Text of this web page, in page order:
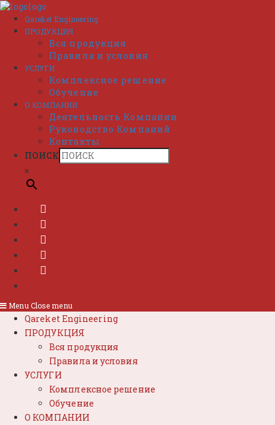
Перейти
содержимому
Qareket Engineering
ПРОДУКЦИЯ
Вся продукция
Правила и условия
УСЛУГИ
Комплексное решение
Обучение
О КОМПАНИИ
Деятельность Компании
Руководство Компаний
Контакты
ПОИСК
×
Menu Close menu
Qareket Engineering
ПРОДУКЦИЯ
Вся продукция
Правила и условия
УСЛУГИ
Комплексное решение
Обучение
О КОМПАНИИ